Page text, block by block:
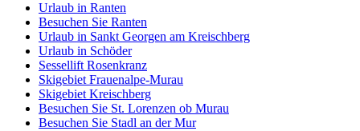
Urlaub in Ranten
Besuchen Sie Ranten
Urlaub in Sankt Georgen am Kreischberg
Urlaub in Schöder
Sessellift Rosenkranz
Skigebiet Frauenalpe-Murau
Skigebiet Kreischberg
Besuchen Sie St. Lorenzen ob Murau
Besuchen Sie Stadl an der Mur